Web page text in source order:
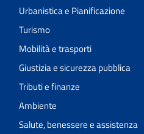
Urbanistica e Pianificazione
Turismo
Mobilità e trasporti
Giustizia e sicurezza pubblica
Tributi e finanze
Ambiente
Salute, benessere e assistenza